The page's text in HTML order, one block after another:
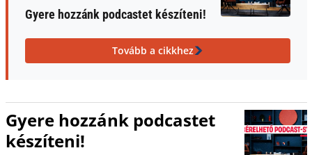
Gyere hozzánk podcastet készíteni!
Tovább a cikkhez
Gyere hozzánk podcastet
készíteni!